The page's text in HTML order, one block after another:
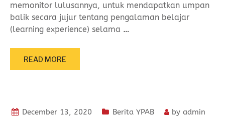
memonitor lulusannya, untuk mendapatkan umpan
balik secara jujur tentang pengalaman belajar
(learning experience) selama …
READ MORE
December 13, 2020 Berita YPAB by admin